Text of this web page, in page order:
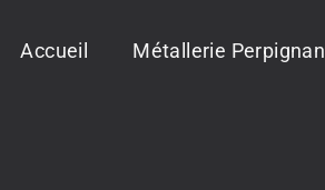
Accueil Métallerie Perpignan